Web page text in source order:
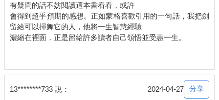
有疑問的話不妨閱讀這本書看看，或許
會得到超乎預期的感想。正如蒙格喜歡引用的一句話，我把劍
留給可以揮舞它的人，他將一生智慧經驗
濃縮在裡面，正是留給許多讀者自己領悟並受惠一生。
13********733 說： 2024-04-27 分享